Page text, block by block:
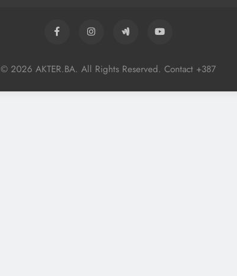
© 2026 AKTER.BA. All Rights Reserved. Contact +387